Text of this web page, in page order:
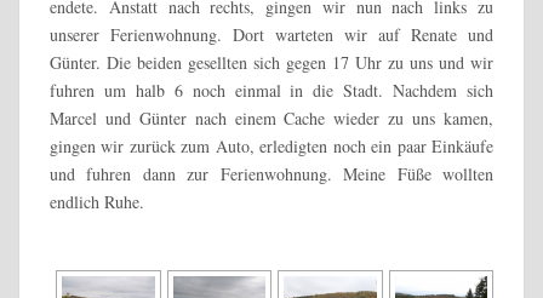
endete. Anstatt nach rechts, gingen wir nun nach links zu
unserer Ferienwohnung. Dort warteten wir auf Renate und
Günter. Die beiden gesellten sich gegen 17 Uhr zu uns und wir
fuhren um halb 6 noch einmal in die Stadt. Nachdem sich
Marcel und Günter nach einem Cache wieder zu uns kamen,
gingen wir zurück zum Auto, erledigten noch ein paar Einkäufe
und fuhren dann zur Ferienwohnung. Meine Füße wollten
endlich Ruhe.